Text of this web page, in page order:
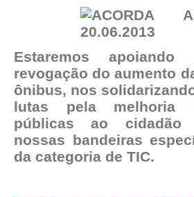
Estaremos
revogação do aumento
ônibus, nos
lutas pela melhoria
públicas ao cidadão
nossas bandeiras
da categoria de TIC.